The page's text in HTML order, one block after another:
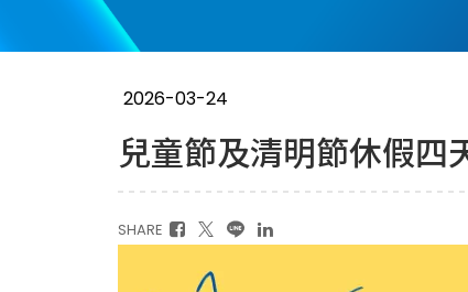
2026-03-24
兒童節及清明節休假四
SHARE